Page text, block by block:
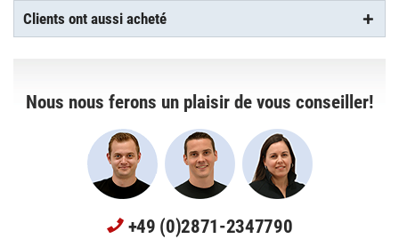
Clients ont aussi acheté
Nous nous ferons un plaisir de vous conseiller!
+49 (0)2871-2347790